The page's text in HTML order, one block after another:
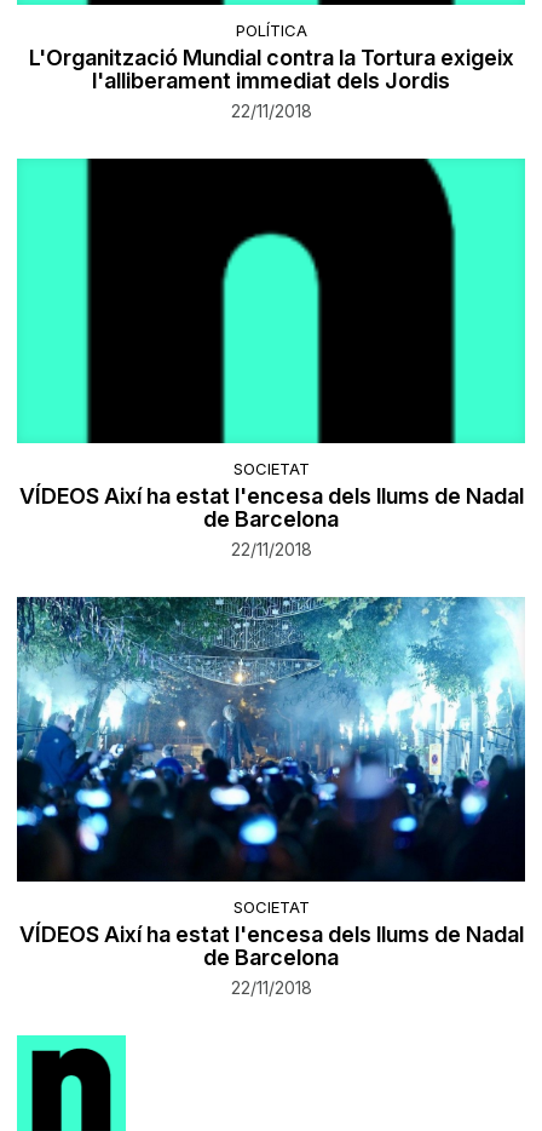
POLÍTICA
L'Organització Mundial contra la Tortura exigeix
l'alliberament immediat dels Jordis
22/11/2018
SOCIETAT
VÍDEOS Així ha estat l'encesa dels llums de Nadal
de Barcelona
22/11/2018
SOCIETAT
VÍDEOS Així ha estat l'encesa dels llums de Nadal
de Barcelona
22/11/2018